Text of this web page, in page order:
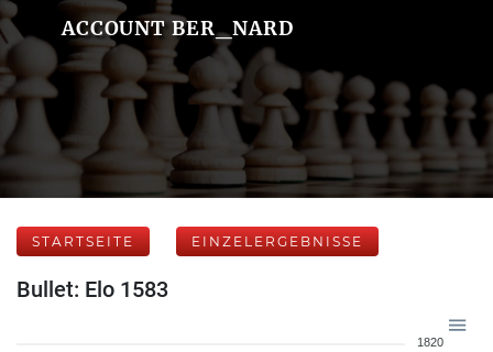
ACCOUNT BER_NARD
STARTSEITE EINZELERGEBNISSE
Bullet: Elo 1583
1820